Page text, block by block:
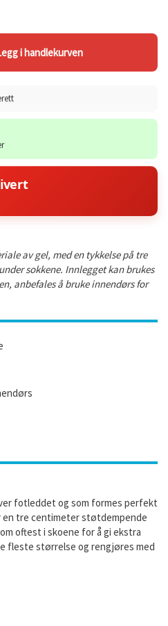
av gel, med en tykkelse på tre
sokkene. Innlegget kan brukes
anbefales å bruke innendørs for
fotleddet og som formes perfekt
tre centimeter støtdempende
oftest i skoene for å gi ekstra
fleste størrelse og rengjøres med